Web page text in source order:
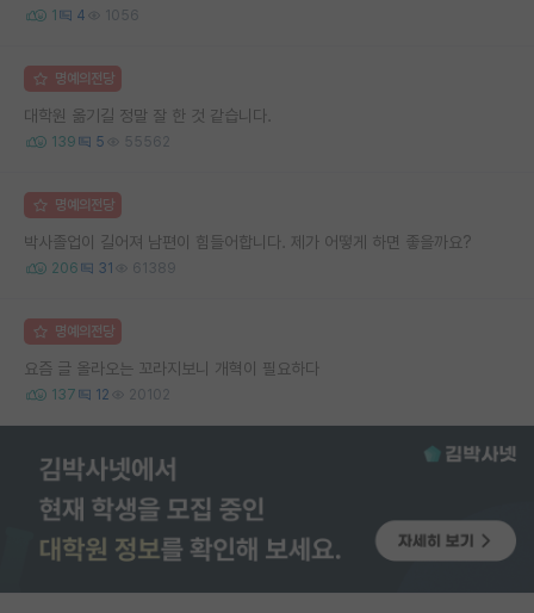
1 4 1056
명예의전당
대학원 옮기길 정말 잘 한 것 같습니다.
139 5 55562
명예의전당
박사졸업이 길어져 남편이 힘들어합니다. 제가 어떻게 하면 좋을까요?
206 31 61389
명예의전당
요즘 글 올라오는 꼬라지보니 개혁이 필요하다
137 12 20102